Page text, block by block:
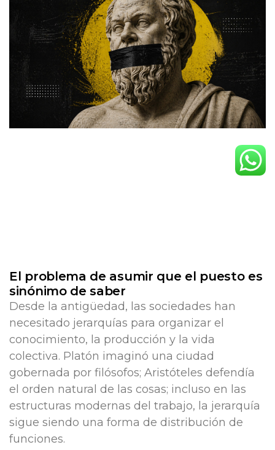
El problema de asumir que el puesto es
sinónimo de saber
Desde la antigüedad, las sociedades han
necesitado jerarquías para organizar el
conocimiento, la producción y la vida
colectiva. Platón imaginó una ciudad
gobernada por filósofos; Aristóteles defendía
el orden natural de las cosas; incluso en las
estructuras modernas del trabajo, la jerarquía
sigue siendo una forma de distribución de
funciones.